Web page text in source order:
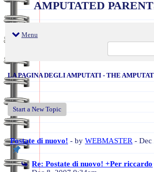
AMPUTATED
Menu
LA PAGINA DEGLI AMPUTATI - THE
Start a New Topic
Postate di nuovo! - by WEBMASTER - Dec
Re: Postate di nuovo! +Per riccardo